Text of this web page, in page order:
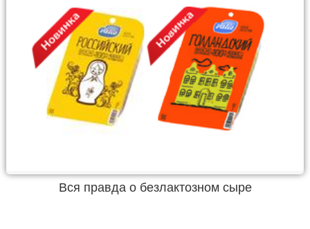
Вся правда о безлактозном сыре